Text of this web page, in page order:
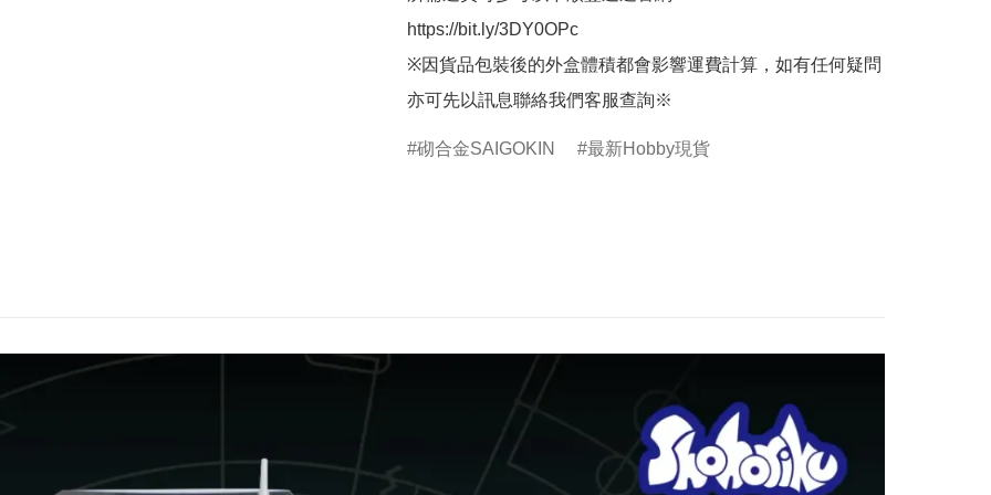
https://bit.ly/3DY0OPc
※因貨品包裝後的外盒體積都會影響運費計算，如有任何疑問
亦可先以訊息聯絡我們客服查詢※
砌合金SAIGOKIN 最新Hobby現貨